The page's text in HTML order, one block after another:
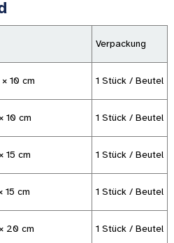
Verpackung
10 cm 1 Stück / Beutel
10 cm 1 Stück / Beutel
15 cm 1 Stück / Beutel
15 cm 1 Stück / Beutel
20 cm 1 Stück / Beutel